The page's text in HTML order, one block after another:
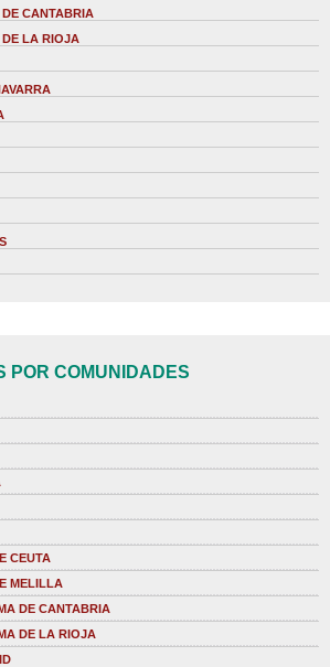
CANTABRIA
LA RIOJA
POR COMUNIDADES
CEUTA
MELILLA
DE CANTABRIA
DE LA RIOJA